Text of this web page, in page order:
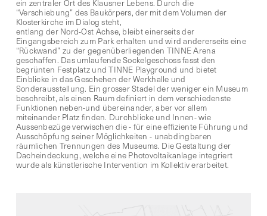
ein zentraler Ort des Klausner Lebens. Durch die
“Verschiebung” des Baukörpers, der mit dem Volumen der
Klosterkirche im Dialog steht,
entlang der Nord-Ost Achse, bleibt einerseits der
Eingangsbereich zum Park erhalten und wird andererseits eine
“Rückwand” zu der gegenüberliegenden TINNE Arena
geschaffen. Das umlaufende Sockelgeschoss fasst den
begrünten Festplatz und TINNE Playground und bietet
Einblicke in das Geschehen der Werkhalle und
Sonderausstellung. Ein grosser Stadel der weniger ein Museum
beschreibt, als einen Raum definiert in dem verschiedenste
Funktionen neben-und übereinander, aber vor allem
miteinander Platz finden. Durchblicke und Innen- wie
Aussenbezüge verwischen die - für eine effiziente Führung und
Ausschöpfung seiner Möglichkeiten - unabdingbaren
räumlichen Trennungen des Museums. Die Gestaltung der
Dacheindeckung, welche eine Photovoltaikanlage integriert
wurde als künstlerische Intervention im Kollektiv erarbeitet.